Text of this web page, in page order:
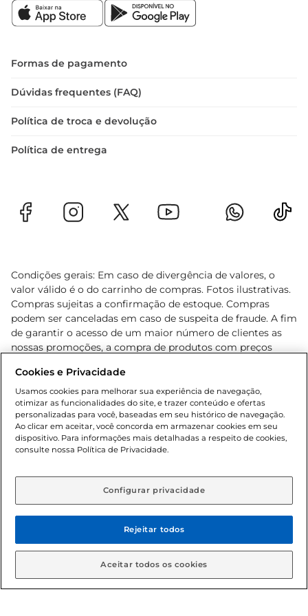
proporcionando uma experiênciade sabor que
agrada a todos.
Formas de pagamento
Dúvidas frequentes (FAQ)
Política de troca e devolução
Política de entrega
Condições gerais: Em caso de divergência de valores, o
valor válido é o do carrinho de compras. Fotos ilustrativas.
Compras sujeitas a confirmação de estoque. Compras
podem ser canceladas em caso de suspeita de fraude. A fim
de garantir o acesso de um maior número de clientes as
nossas promoções, a compra de produtos com preços
cliente. Os preços, ofertas e condições são exclusivos para
o e-commerce e válidos durante o dia de hoje, podendo
sofrer alterações sem prévia notificação. Proibida a venda
de bebidas alcoólicas para menores de 18 anos, conforme
Lei n.º 8069/90, art. 81, inciso II (Estatuto da Criança e do
Adolescente). Preços e condições exclusivos para o
aviso prévio. O valor mínimo para as compras on-line é de
© 2026 Copyright. Todos os direitos
reservados Gbarbosa.
Cookies e Privacidade
Usamos cookies para melhorar sua experiência de navegação,
otimizar as funcionalidades do site, e trazer conteúdo e ofertas
personalizadas para você, baseadas em seu histórico de navegação.
Ao clicar em aceitar, você concorda em armazenar cookies em seu
dispositivo. Para informações mais detalhadas a respeito de cookies,
consulte nossa Política de Privacidade.
Configurar privacidade
Rejeitar todos
Aceitar todos os cookies